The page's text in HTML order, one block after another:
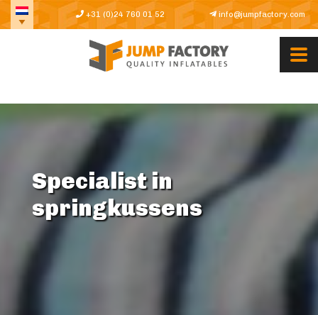
+31 (0)24 760 01 52 info@jumpfactory.com
Specialist in
springkussens